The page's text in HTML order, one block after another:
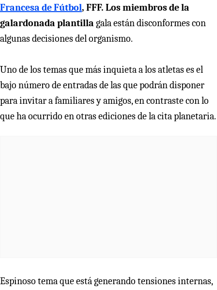
Francesa de Fútbol, FFF. Los miembros de la
galardonada plantilla gala están disconformes con
algunas decisiones del organismo.
Uno de los temas que más inquieta a los atletas es el
bajo número de entradas de las que podrán disponer
para invitar a familiares y amigos, en contraste con lo
que ha ocurrido en otras ediciones de la cita planetaria.
Espinoso tema que está generando tensiones internas,